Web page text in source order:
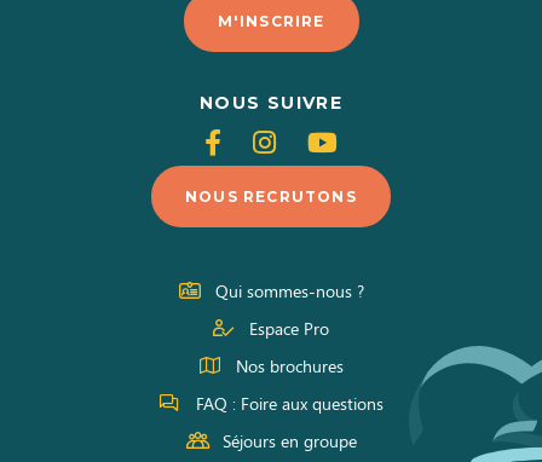
M'INSCRIRE
NOUS SUIVRE
Suivez-
nous
sur
Facebook
Suivez-
nous
sur
Instagram
Suivez-
nous
sur
Youtube
NOUS RECRUTONS
Qui sommes-nous ?
Espace Pro
Nos brochures
FAQ : Foire aux questions
Séjours en groupe